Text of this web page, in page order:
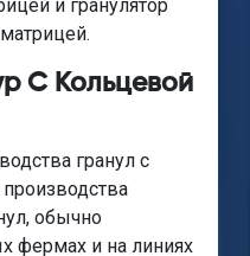
и гранулятор
С Кольцевой
гранул с
обычно
фермах и на линиях